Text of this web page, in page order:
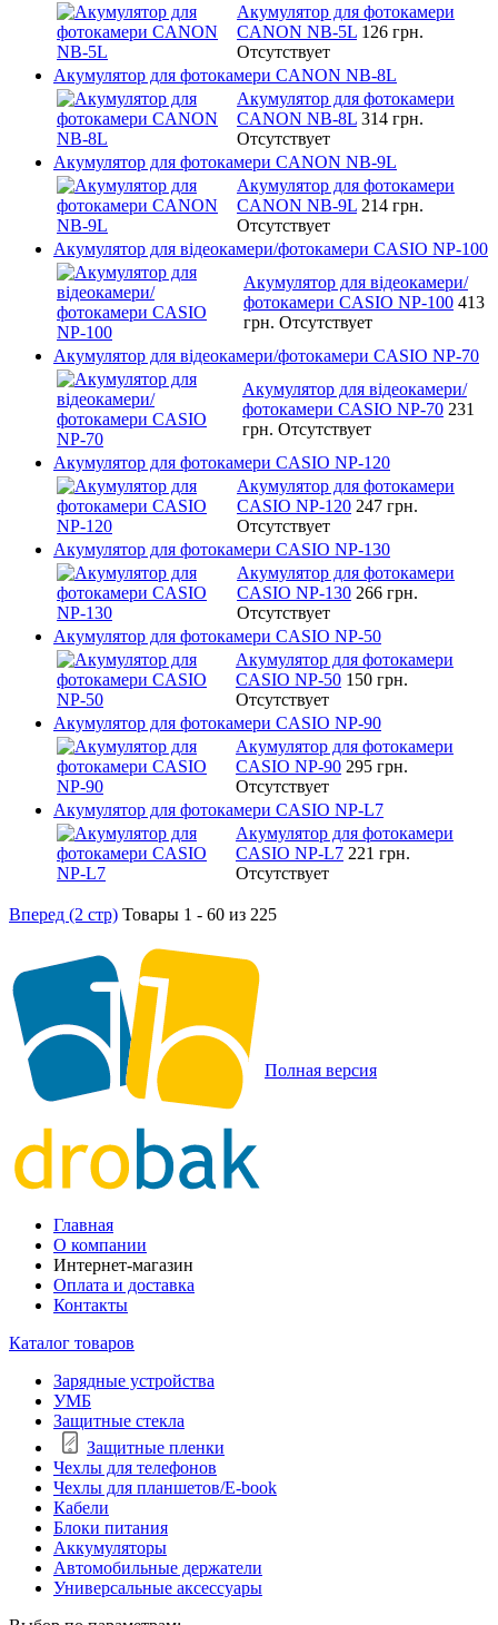
Акумулятор для фотокамери
CANON NB-5L 126 грн.
Отсутствует
Акумулятор для фотокамери CANON NB-8L
Акумулятор для фотокамери
CANON NB-8L 314 грн.
Отсутствует
Акумулятор для фотокамери CANON NB-9L
Акумулятор для фотокамери
CANON NB-9L 214 грн.
Отсутствует
Акумулятор для відеокамери/фотокамери CASIO NP-100
Акумулятор для відеокамери/
фотокамери CASIO NP-100 413
грн. Отсутствует
Акумулятор для відеокамери/фотокамери CASIO NP-70
Акумулятор для відеокамери/
фотокамери CASIO NP-70 231
грн. Отсутствует
Акумулятор для фотокамери CASIO NP-120
Акумулятор для фотокамери
CASIO NP-120 247 грн.
Отсутствует
Акумулятор для фотокамери CASIO NP-130
Акумулятор для фотокамери
CASIO NP-130 266 грн.
Отсутствует
Акумулятор для фотокамери CASIO NP-50
Акумулятор для фотокамери
CASIO NP-50 150 грн.
Отсутствует
Акумулятор для фотокамери CASIO NP-90
Акумулятор для фотокамери
CASIO NP-90 295 грн.
Отсутствует
Акумулятор для фотокамери CASIO NP-L7
Акумулятор для фотокамери
CASIO NP-L7 221 грн.
Отсутствует
Вперед (2 стр) Товары 1 - 60 из 225
Полная версия
Главная
О компании
Интернет-магазин
Оплата и доставка
Контакты
Каталог товаров
Зарядные устройства
УМБ
Защитные стекла
Защитные пленки
Чехлы для телефонов
Чехлы для планшетов/E-book
Кабели
Блоки питания
Аккумуляторы
Автомобильные держатели
Универсальные аксессуары